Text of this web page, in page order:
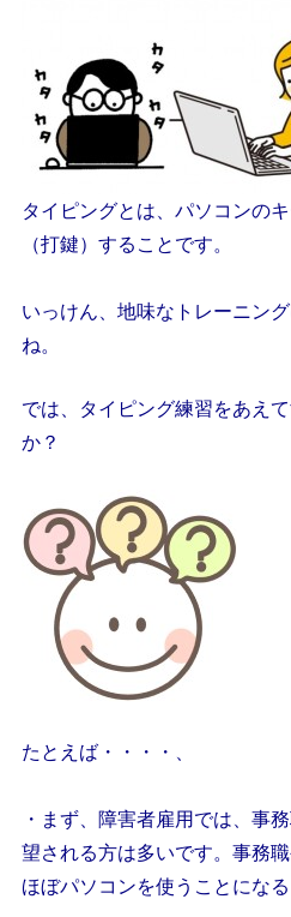
タイピングとは、パソコンの
（打鍵）することです。
いっけん、地味なトレーニン
ね。
では、タイピング練習をあえ
か？
たとえば・・・・、
・まず、障害者雇用では、事
望される方は多いです。事務
ほぼパソコンを使うことにな